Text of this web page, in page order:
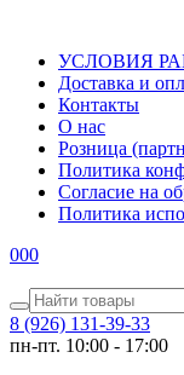
УСЛОВИЯ
Доставка и
Контакты
О наc
Розница
Политика
Согласие на
Политика
000
8 (926) 131-39-33
пн-пт. 10:00 - 17:00